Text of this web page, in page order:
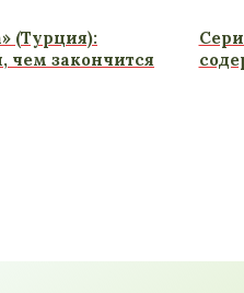
(Турция):
чем закончится